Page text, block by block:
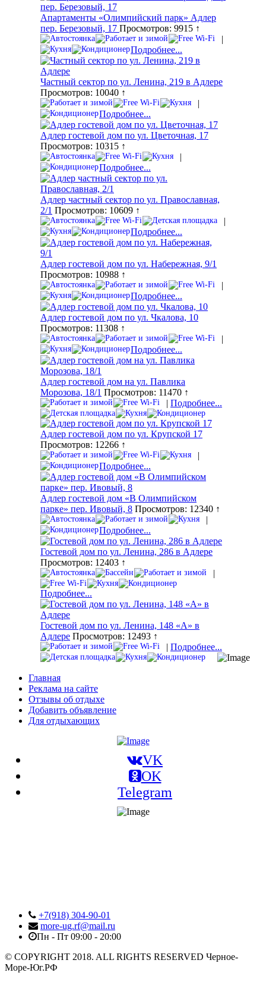
Апартаменты «Олимпийский парк» Адлер
пер. Березовый, 17 Просмотров: 9915 ↑
|
Подробнее...
Частный сектор по ул. Ленина, 219 в Адлере
Просмотров: 10040 ↑
|
Подробнее...
Адлер гостевой дом по ул. Цветочная, 17
Просмотров: 10315 ↑
|
Подробнее...
Адлер частный сектор по ул. Православная,
2/1 Просмотров: 10609 ↑
|
Подробнее...
Адлер гостевой дом по ул. Набережная, 9/1
Просмотров: 10988 ↑
|
Подробнее...
Адлер гостевой дом по ул. Чкалова, 10
Просмотров: 11308 ↑
|
Подробнее...
Адлер гостевой дом на ул. Павлика
Морозова, 18/1 Просмотров: 11470 ↑
| Подробнее...
Адлер гостевой дом по ул. Крупской 17
Просмотров: 12266 ↑
|
Подробнее...
Адлер гостевой дом «В Олимпийском
парке» пер. Ивовый, 8 Просмотров: 12340 ↑
|
Подробнее...
Гостевой дом по ул. Ленина, 286 в Адлере
Просмотров: 12403 ↑
|
Подробнее...
Гостевой дом по ул. Ленина, 148 «А» в
Адлере Просмотров: 12493 ↑
| Подробнее...
Главная
Реклама на сайте
Отзывы об отдыхе
Добавить объявление
Для отдыхающих
VK
OK
Telegram
+7(918) 304-90-01
more-ug.rf@mail.ru
Пн - Пт 09:00 - 20:00
© COPYRIGHT 2018. ALL RIGHTS RESERVED Черное-
Море-Юг.РФ